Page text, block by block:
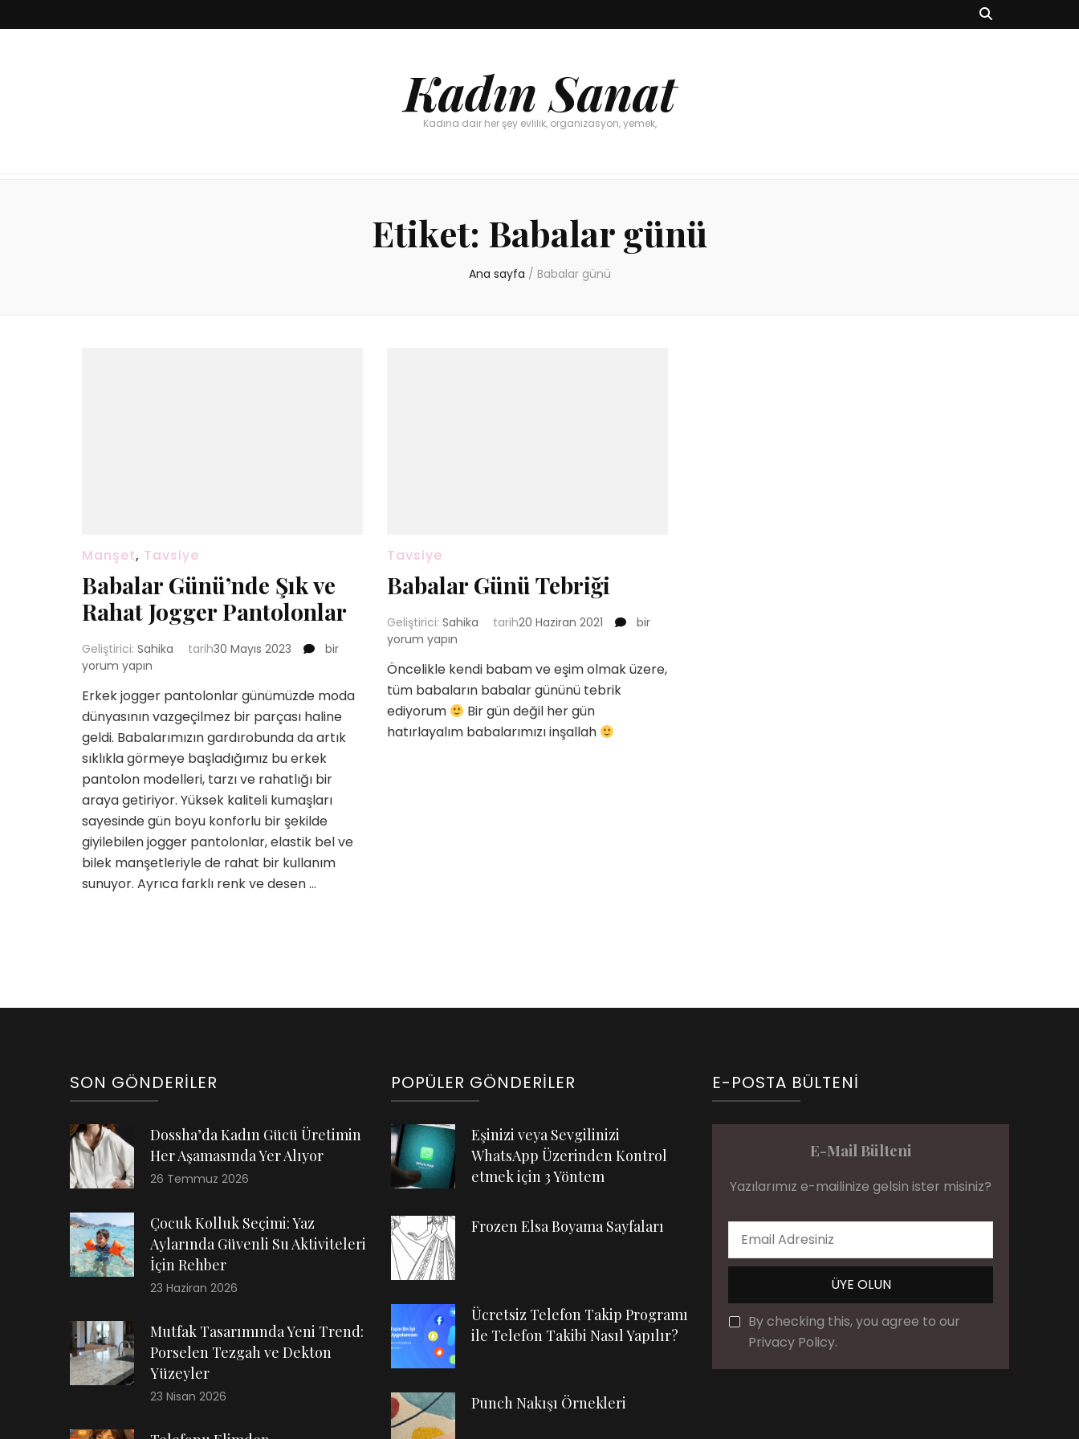
Kadın Sanat
Kadına dair her şey evlilik, organizasyon, yemek,
Etiket: Babalar günü
Ana sayfa / Babalar günü
Manşet, Tavsiye
Babalar Günü’nde Şık ve
Rahat Jogger Pantolonlar
Geliştirici: Sahika tarih30 Mayıs 2023
Babalar
ve
Rahat
Jogger
Pantolonlar
için
bir
yorum yapın
Erkek jogger pantolonlar günümüzde moda
dünyasının vazgeçilmez bir parçası haline
geldi. Babalarımızın gardırobunda da artık
sıklıkla görmeye başladığımız bu erkek
pantolon modelleri, tarzı ve rahatlığı bir
araya getiriyor. Yüksek kaliteli kumaşları
sayesinde gün boyu konforlu bir şekilde
giyilebilen jogger pantolonlar, elastik bel ve
bilek manşetleriyle de rahat bir kullanım
sunuyor. Ayrıca farklı renk ve desen …
Tavsiye
Babalar Günü Tebriği
Geliştirici: Sahika tarih20 Haziran 2021
Babalar
için
bir
yorum yapın
Öncelikle kendi babam ve eşim olmak üzere,
tüm babaların babalar gününü tebrik
ediyorum
Bir gün değil her gün
hatırlayalım babalarımızı inşallah
SON GÖNDERILER
Dossha’da Kadın Gücü Üretimin
Her Aşamasında Yer Alıyor
26 Temmuz 2026
Çocuk Kolluk Seçimi: Yaz
Aylarında Güvenli Su Aktiviteleri
İçin Rehber
23 Haziran 2026
Mutfak Tasarımında Yeni Trend:
Porselen Tezgah ve Dekton
Yüzeyler
23 Nisan 2026
POPÜLER GÖNDERILER
Eşinizi veya Sevgilinizi
WhatsApp Üzerinden Kontrol
etmek için 3 Yöntem
Frozen Elsa Boyama Sayfaları
Ücretsiz Telefon Takip Programı
ile Telefon Takibi Nasıl Yapılır?
Punch Nakışı Örnekleri
E-POSTA BÜLTENI
E-Mail Bülteni
Yazılarımız e-mailinize gelsin ister misiniz?
By checking this, you agree to our
Privacy Policy.